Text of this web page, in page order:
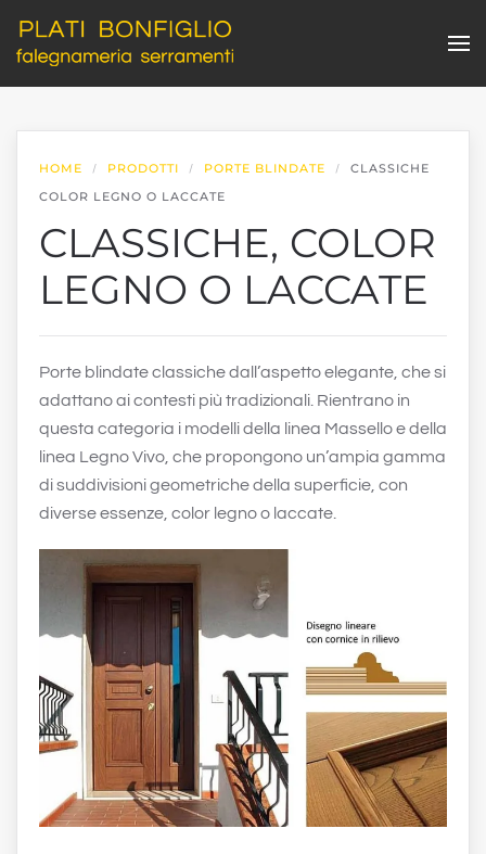
Skip to main content
HOME PRODOTTI PORTE BLINDATE
CLASSICHE
COLOR LEGNO O LACCATE
CLASSICHE, COLOR
LEGNO O LACCATE
Porte blindate classiche dall’aspetto elegante, che si
adattano ai contesti più tradizionali. Rientrano in
questa categoria i modelli della linea Massello e della
linea Legno Vivo, che propongono un’ampia gamma
di suddivisioni geometriche della superficie, con
diverse essenze, color legno o laccate.